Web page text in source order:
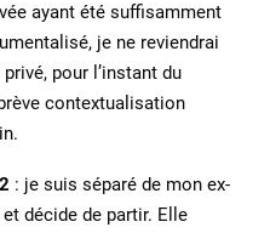
ayant été suffisamment
je ne reviendrai
pour l’instant du
contextualisation
: je suis séparé de mon ex-
décide de partir. Elle